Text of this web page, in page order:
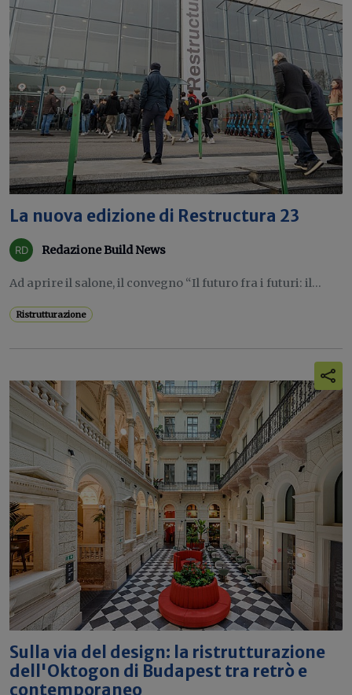
La nuova edizione di Restructura 23
Redazione Build News
Ad aprire il salone, il convegno “Il futuro fra i futuri: il...
Ristrutturazione
Sulla via del design: la ristrutturazione
dell'Oktogon di Budapest tra retrò e
contemporaneo